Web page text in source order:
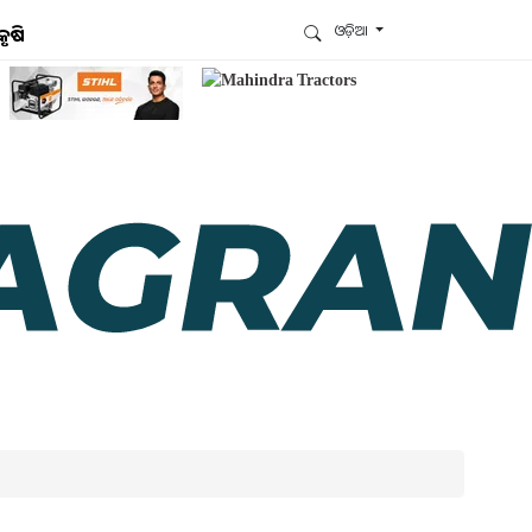
ଓଡ଼ିଆ
ଆମେ ହ୍ବାଟ୍ସଆପ୍‌ରେ ଅଛୁ ! ଆମ ହ୍ବାଟ୍ସଆପ ଗ୍ରୁପରେ
ଏବଂ ଆପଙ୍କୁ ଆବଶ୍ୟକ ହେଉଥିବା ସବୁ
ଗୁରୁତ୍ବପୂର୍ଣ୍ଣ ଅପଡେଟ୍‌ ପାଆନ୍ତୁ ପ୍ରତିଦିନ ।